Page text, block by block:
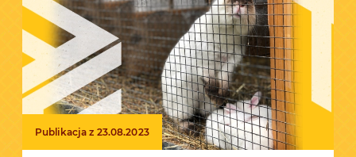
Publikacja z 23.08.2023